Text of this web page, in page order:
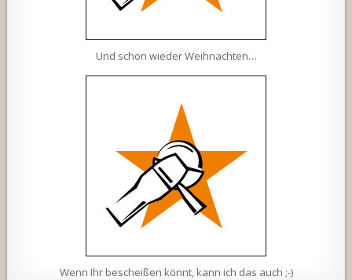
Und schon wieder Weihnachten…
Wenn Ihr bescheißen könnt, kann ich das auch ;-)